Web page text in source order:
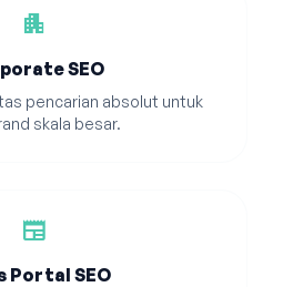
apartment
SEO
pencarian absolut untuk
skala besar.
newspaper
Portal SEO